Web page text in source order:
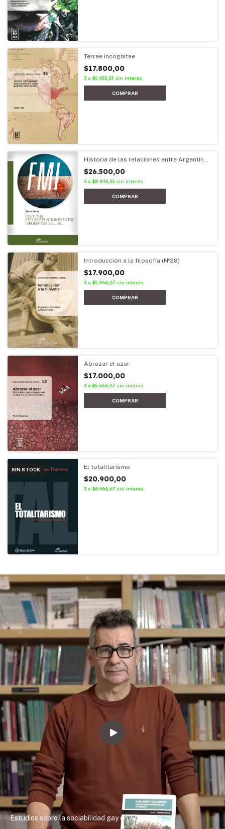
Terrae incognitae
$17.800,00
3 x $5.933,33 sin interés
Historia de las relaciones entre Argentina
$26.500,00
3 x $8.833,33 sin interés
Introducción a la filosofía (Nº28)
$17.900,00
3 x $5.966,67 sin interés
Abrazar el azar
$17.000,00
3 x $5.666,67 sin interés
SIN STOCK El totalitarismo
$20.900,00
3 x $6.966,67 sin interés
Estudios sobre la sociabilidad gay en Argentina